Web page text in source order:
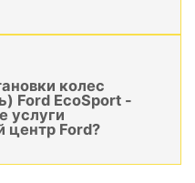
колес
Ford EcoSport -
услуги
центр Ford?